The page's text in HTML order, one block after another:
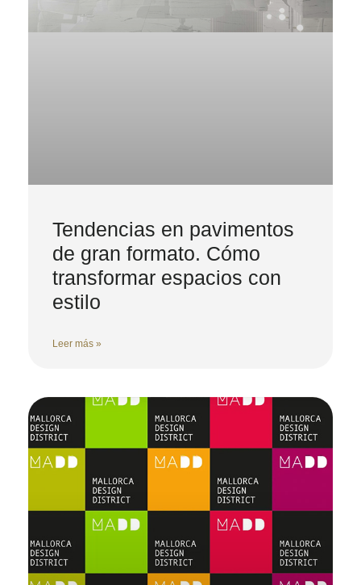
Tendencias en pavimentos
de gran formato. Cómo
transformar espacios con
estilo
Leer más »